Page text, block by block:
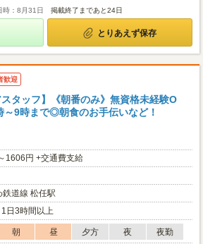
時：8月31日 掲載終了まであと24日
とりあえず保存
歓迎
スタッフ】《朝番のみ》無資格未経験O
～9時まで◎朝食のお手伝いなど！
1606円 +交通費支給
鉄道線 松任駅
日3時間以上
朝 昼 夕方 夜
夜勤